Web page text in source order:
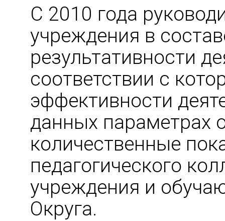
С 2010 года
учреждения в
результативности
соответствии с
эффективности
данных параметрах
количественные
педагогического
учреждения и
Округа.